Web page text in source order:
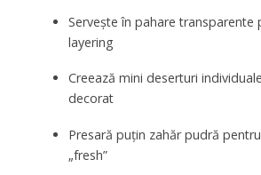
Servește în pahare transparente
layering
Creează mini deserturi
decorat
Presară puțin zahăr pudră
„fresh”